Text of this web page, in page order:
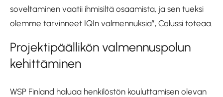
soveltaminen vaatii ihmisiltä osaamista, ja sen tueksi
olemme tarvinneet IQIn valmennuksia”, Colussi toteaa.
Projektipäällikön valmennuspolun
kehittäminen
WSP Finland haluaa henkilöstön kouluttamisen olevan